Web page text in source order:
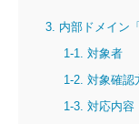
3. 内部ドメイン
1-1. 対象者
1-2. 対象確認
1-3. 対応内容